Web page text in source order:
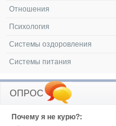
Отношения
Психология
Системы оздоровления
Системы питания
ОПРОС
Почему я не курю?: